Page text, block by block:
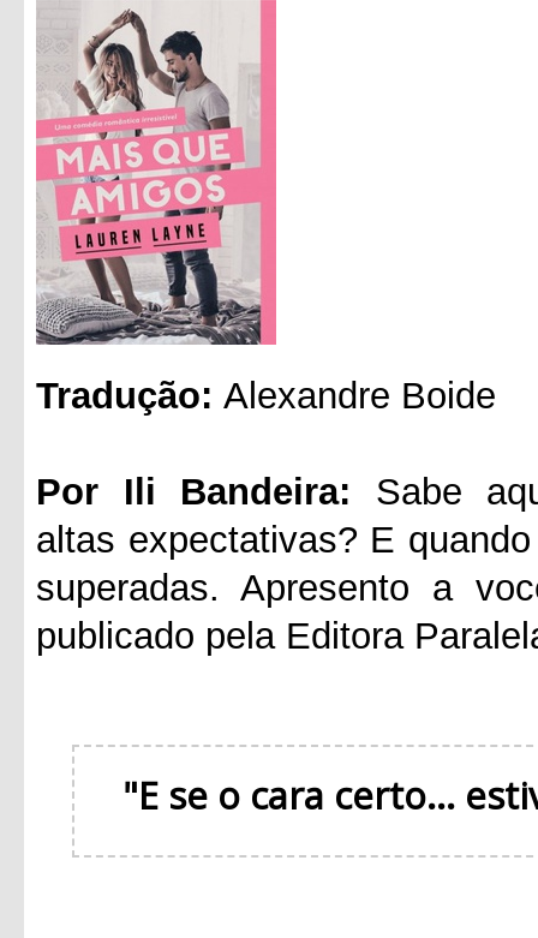
Tradução: Alexandre Boide
Por Ili Bandeira: Sabe
altas expectativas? E
superadas. Apresento a
publicado pela Editora
"E se o cara certo...